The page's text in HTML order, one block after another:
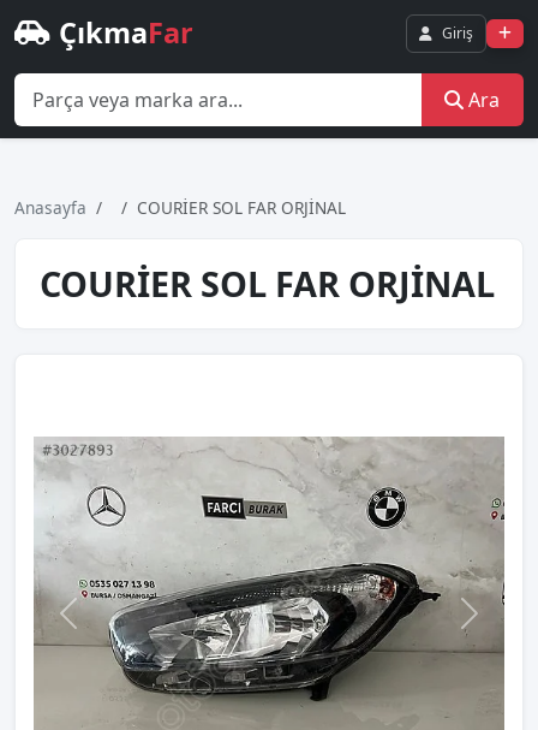
ÇıkmaFar Giriş
Ara
Anasayfa COURİER SOL FAR ORJİNAL
COURİER SOL FAR ORJİNAL